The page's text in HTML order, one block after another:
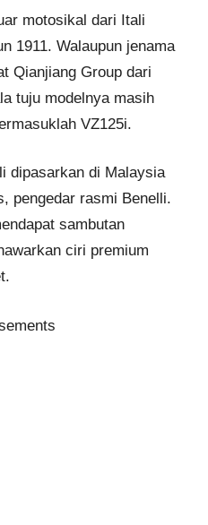
motosikal dari Itali
1911. Walaupun jenama
Qianjiang Group dari
tuju modelnya masih
VZ125i.
dipasarkan di Malaysia
pengedar rasmi Benelli.
sambutan
ciri premium